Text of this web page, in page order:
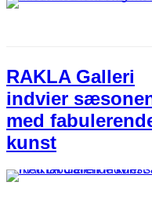
RAKLA Galleri
indvier
med
kunst